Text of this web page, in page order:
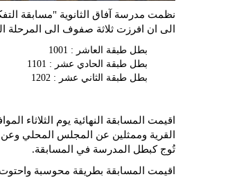
الى ان افرزت ثلاثة صفوف الى المرحلة
بطل طبقة العاشر : 1001
بطل طبقة الحادي عشر : 1101
بطل طبقة الثاني عشر : 1202
تُوج كبطل المدرسة في المسابقة.
اقيمت المسابقة بطريقة محوسبة